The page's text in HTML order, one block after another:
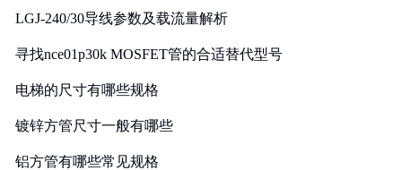
LGJ-240/30导线参数及载流量解析
寻找nce01p30k MOSFET管的合适替代型号
电梯的尺寸有哪些规格
镀锌方管尺寸一般有哪些
铝方管有哪些常见规格